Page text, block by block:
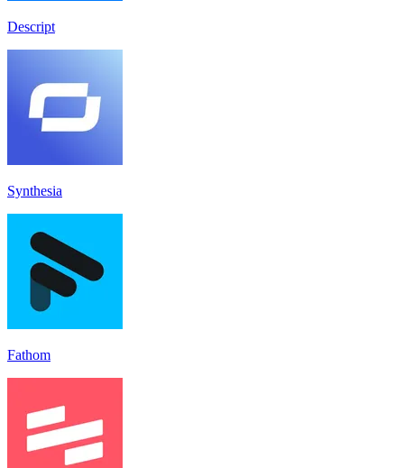
Descript
Synthesia
Fathom